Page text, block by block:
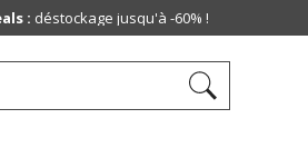
: déstockage jusqu'à -60% !